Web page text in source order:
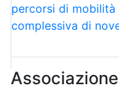
percorsi di
complessiva di
Associazione